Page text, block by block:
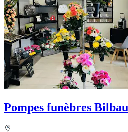
Pompes funèbres